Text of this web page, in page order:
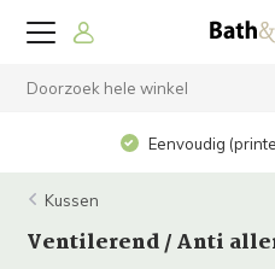
Eenvoudig
Kussen
Ventilerend / Anti